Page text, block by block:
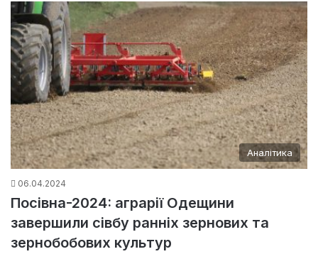
Аналітика
06.04.2024
Посівна-2024: аграрії Одещини
завершили сівбу ранніх зернових та
зернобобових культур